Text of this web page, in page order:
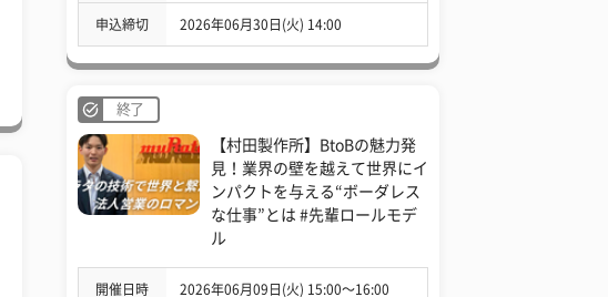
申込締切 2026年06月30日(火) 14:00
終了
【村田製作所】BtoBの魅力発
見！業界の壁を越えて世界にイ
ンパクトを与える“ボーダレス
な仕事”とは #先輩ロールモデ
ル
開催日時 2026年06月09日(火) 15:00〜16:00